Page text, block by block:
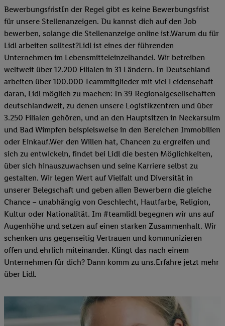
BewerbungsfristIn der Regel gibt es keine Bewerbungsfrist
für unsere Stellenanzeigen. Du kannst dich auf den Job
bewerben, solange die Stellenanzeige online ist.Warum du für
Lidl arbeiten solltest?Lidl ist eines der führenden
Unternehmen im Lebensmitteleinzelhandel. Wir betreiben
weltweit über 12.200 Filialen in 31 Ländern. In Deutschland
arbeiten über 100.000 Teammitglieder mit viel Leidenschaft
daran, Lidl möglich zu machen: In 39 Regionalgesellschaften
deutschlandweit, zu denen unsere Logistikzentren und über
3.250 Filialen gehören, und an den Hauptsitzen in Neckarsulm
und Bad Wimpfen beispielsweise in den Bereichen Immobilien
oder Einkauf.Wer den Willen hat, Chancen zu ergreifen und
sich zu entwickeln, findet bei Lidl die besten Möglichkeiten,
über sich hinauszuwachsen und seine Karriere selbst zu
gestalten. Wir legen Wert auf Vielfalt und Diversität in
unserer Belegschaft und geben allen Bewerbern die gleiche
Chance – unabhängig von Geschlecht, Hautfarbe, Religion,
Kultur oder Nationalität. Im #teamlidl begegnen wir uns auf
Augenhöhe und setzen auf einen starken Zusammenhalt. Wir
schenken uns gegenseitig Vertrauen und kommunizieren
offen und ehrlich miteinander. Klingt das nach einem
Unternehmen für dich? Dann komm zu uns.​Erfahre jetzt mehr
über Lidl.